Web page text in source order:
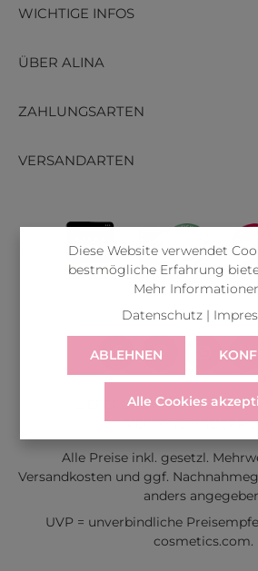
WICHTIGE INFOS
ÜBER ALINA
ZAHLUNGSARTEN
VERSANDARTEN
LIEFERUNGWIDERRUF
VERTRAG
Alle Preise inkl. gesetzl.
Versandkosten und ggf.
anders
UVP = unverbindliche
cosmetics.com.
Diese Website verwendet
bestmögliche Erfahrung
Mehr
Datenschutz|
ABLEHNEN
Alle Cookies